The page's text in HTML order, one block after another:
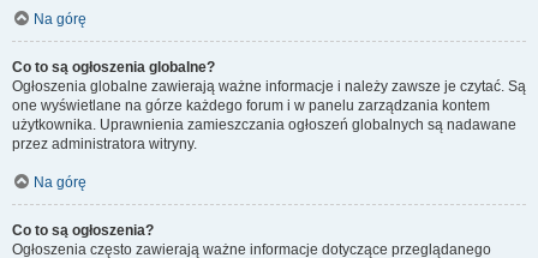
Na górę
Co to są ogłoszenia globalne?
Ogłoszenia globalne zawierają ważne informacje i należy zawsze je czytać. Są
one wyświetlane na górze każdego forum i w panelu zarządzania kontem
użytkownika. Uprawnienia zamieszczania ogłoszeń globalnych są nadawane
przez administratora witryny.
Na górę
Co to są ogłoszenia?
Ogłoszenia często zawierają ważne informacje dotyczące przeglądanego